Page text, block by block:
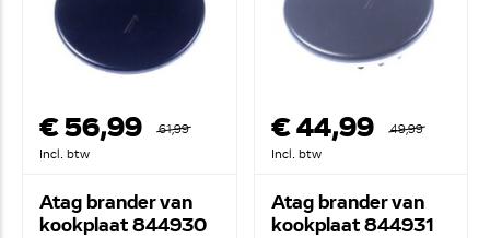
€ 56,99
61,99
Incl. btw
Atag brander van
kookplaat 844930
€ 44,99
49,99
Incl. btw
Atag brander van
kookplaat 844931